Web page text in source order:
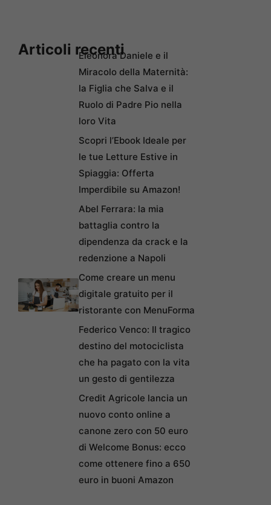
Articoli recentiEleonora Daniele e il
Miracolo della Maternità:
la Figlia che Salva e il
Ruolo di Padre Pio nella
loro Vita
Scopri l’Ebook Ideale per
le tue Letture Estive in
Spiaggia: Offerta
Imperdibile su Amazon!
Abel Ferrara: la mia
battaglia contro la
dipendenza da crack e la
redenzione a Napoli
Come creare un menu
digitale gratuito per il
ristorante con MenuForma
Federico Venco: Il tragico
destino del motociclista
che ha pagato con la vita
un gesto di gentilezza
Credit Agricole lancia un
nuovo conto online a
canone zero con 50 euro
di Welcome Bonus: ecco
come ottenere fino a 650
euro in buoni Amazon